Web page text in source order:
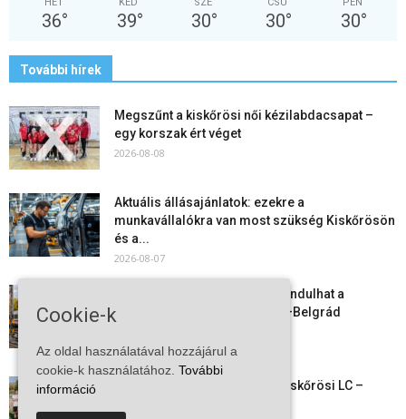
36° 39° 30° 30° 30°
További hírek
Megszűnt a kiskőrösi női kézilabdacsapat –
egy korszak ért véget
2026-08-08
Aktuális állásajánlatok: ezekre a
munkavállalókra van most szükség Kiskőrösön
és a...
2026-08-07
Vitézy Dávid: már ősszel újraindulhat a
személyszállítás a Budapest–Belgrád
2026-08-06
Megkezdte a felkészülést a Kiskőrösi LC –
Cookie-k
Az oldal használatával hozzájárul a
cookie-k használatához. További
információ